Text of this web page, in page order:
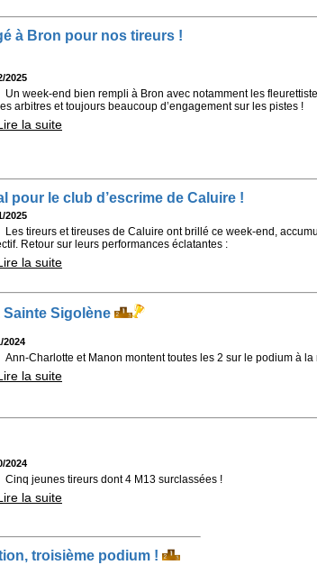
à Bron pour nos tireurs !
2025
Un week-end bien rempli à Bron avec notamment les
arbitres et toujours beaucoup d’engagement sur les pistes !
la suite
pour le club d’escrime de Caluire !
2025
Les tireurs et tireuses de Caluire ont brillé ce week-end,
Retour sur leurs performances éclatantes :
la suite
Sainte Sigolène
2024
Ann-Charlotte et Manon montent toutes les 2 sur le podium à
la suite
2024
Cinq jeunes tireurs dont 4 M13 surclassées !
la suite
troisième podium !